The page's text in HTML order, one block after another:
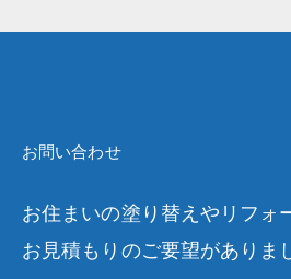
お問い合わせ
お住まいの塗り替えやリフォ
お見積もりのご要望がありま